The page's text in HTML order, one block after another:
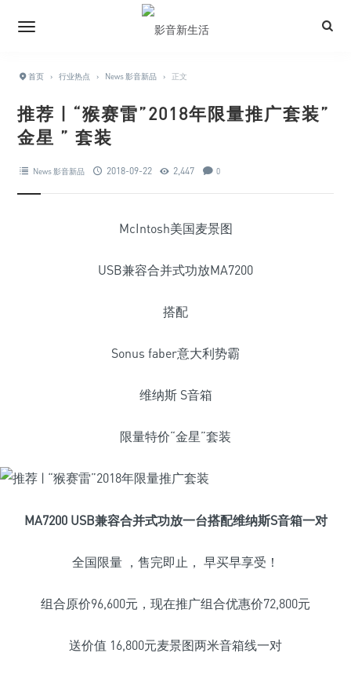
首页 › 行业热点 › News 影音新品 › 正文
推荐 | “猴赛雷”2018年限量推广套装”
金星 ” 套装
News 影音新品 2018-09-22 2,447 0
McIntosh美国麦景图
USB兼容合并式功放MA7200
搭配
Sonus faber意大利势霸
维纳斯 S音箱
限量特价“金星”套装
MA7200 USB兼容合并式功放一台搭配维纳斯S音箱一对
全国限量 ，售完即止， 早买早享受！
组合原价96,600元，现在推广组合优惠价72,800元
送价值 16,800元麦景图两米音箱线一对